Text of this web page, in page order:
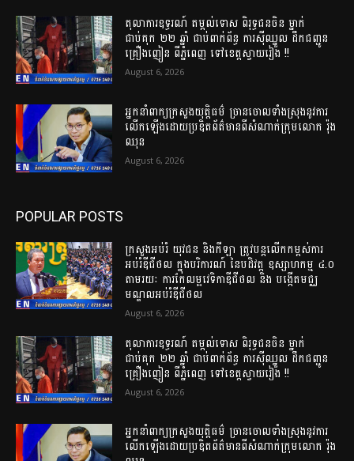
តុលាការឧទ្ធរណ៍ តម្កល់ទោស ពិរុទ្ធជនចិន ម្នាក់
ជាប់គុក ២២ ឆ្នាំ ជាប់ពាក់ព័ន្ធ ការស៊ីឈ្នួល ដឹកជញ្ជូន
គ្រឿងញៀន ពីភ្នំពេញ ទៅខេត្តស្វាយរៀង !!
August 6, 2026
អ្នកនាំពាក្យក្រសួងយុត្តិធម៌ ច្រានចោលទាំងស្រុងនូវការ
លើកឡើងដោយប្រឌិតព័ត៌មានពីសំណាក់ក្រុមលោក រ៉ុង
ឈុន
August 6, 2026
POPULAR POSTS
ក្រសួងអប់រំ យុវជន និងកីឡា ត្រូវបន្តលើកកម្ពស់ការ
អប់រំឌីជីថល ក្នុងបរិការណ៍ នៃបដិវត្ត ឧស្សាហកម្ម ៤.០
តាមរយៈ ការកែលម្អវេទិកាឌីជីថល និង បង្កើតមជ្ឈ
មណ្ឌលអប់រំឌីជីថល
August 6, 2026
តុលាការឧទ្ធរណ៍ តម្កល់ទោស ពិរុទ្ធជនចិន ម្នាក់
ជាប់គុក ២២ ឆ្នាំ ជាប់ពាក់ព័ន្ធ ការស៊ីឈ្នួល ដឹកជញ្ជូន
គ្រឿងញៀន ពីភ្នំពេញ ទៅខេត្តស្វាយរៀង !!
August 6, 2026
អ្នកនាំពាក្យក្រសួងយុត្តិធម៌ ច្រានចោលទាំងស្រុងនូវការ
លើកឡើងដោយប្រឌិតព័ត៌មានពីសំណាក់ក្រុមលោក រ៉ុង